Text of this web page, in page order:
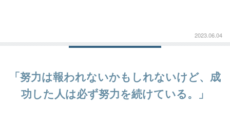
2023.06.04
「努力は報われないかもしれないけど、成
功した人は必ず努力を続けている。」